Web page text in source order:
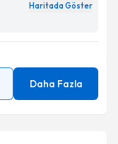
Haritada Göster
Daha Fazla